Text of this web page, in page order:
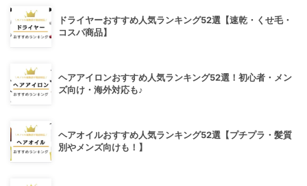
ドライヤーおすすめ人気ランキング52選【速乾・くせ毛・
コスパ商品】
ヘアアイロンおすすめ人気ランキング52選！初心者・メン
ズ向け・海外対応も♪
ヘアオイルおすすめ人気ランキング52選【プチプラ・髪質
別やメンズ向けも！】